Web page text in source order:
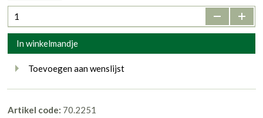
- +
In winkelmandje
Toevoegen aan wenslijst
Artikel code: 70.2251